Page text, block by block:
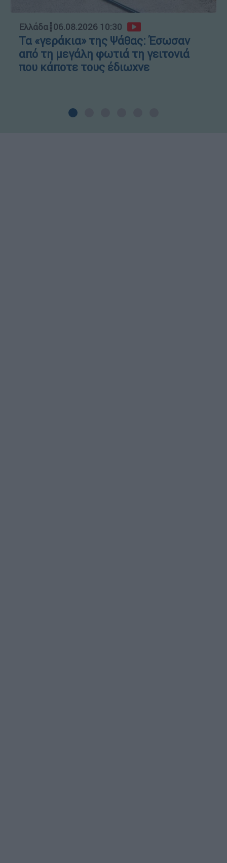
Ελλάδα┋06.08.2026 10:30
Τα «γεράκια» της Ψάθας: Έσωσαν
από τη μεγάλη φωτιά τη γειτονιά
που κάποτε τους έδιωχνε